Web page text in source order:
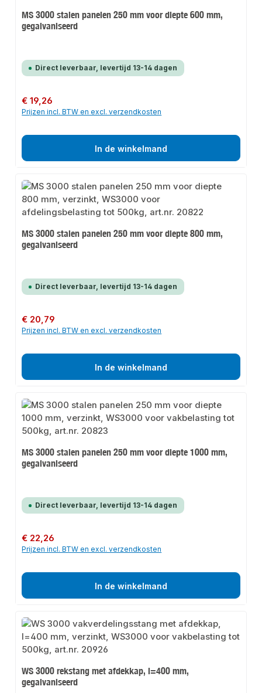
MS 3000 stalen panelen 250 mm voor diepte 600 mm,
gegalvaniseerd
Direct leverbaar, levertijd 13-14 dagen
Normale prijs:
€ 19,26
Prijzen incl. BTW en excl. verzendkosten
In de winkelmand
MS 3000 stalen panelen 250 mm voor diepte 800 mm,
gegalvaniseerd
Direct leverbaar, levertijd 13-14 dagen
Normale prijs:
€ 20,79
Prijzen incl. BTW en excl. verzendkosten
In de winkelmand
MS 3000 stalen panelen 250 mm voor diepte 1000 mm,
gegalvaniseerd
Direct leverbaar, levertijd 13-14 dagen
Normale prijs:
€ 22,26
Prijzen incl. BTW en excl. verzendkosten
In de winkelmand
WS 3000 rekstang met afdekkap, l=400 mm,
gegalvaniseerd